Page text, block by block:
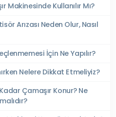
Makinesinde Kullanılır Mı?
Arızası Neden Olur, Nasıl
İçin Ne Yapılır?
Nelere Dikkat Etmeliyiz?
Çamaşır Konur? Ne